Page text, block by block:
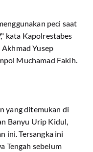
peci saat
kata Kapolrestabes
Yusep
Muchamad Fakih.
yang ditemukan di
Banyu Urip Kidul,
ini. Tersangka ini
Tengah sebelum